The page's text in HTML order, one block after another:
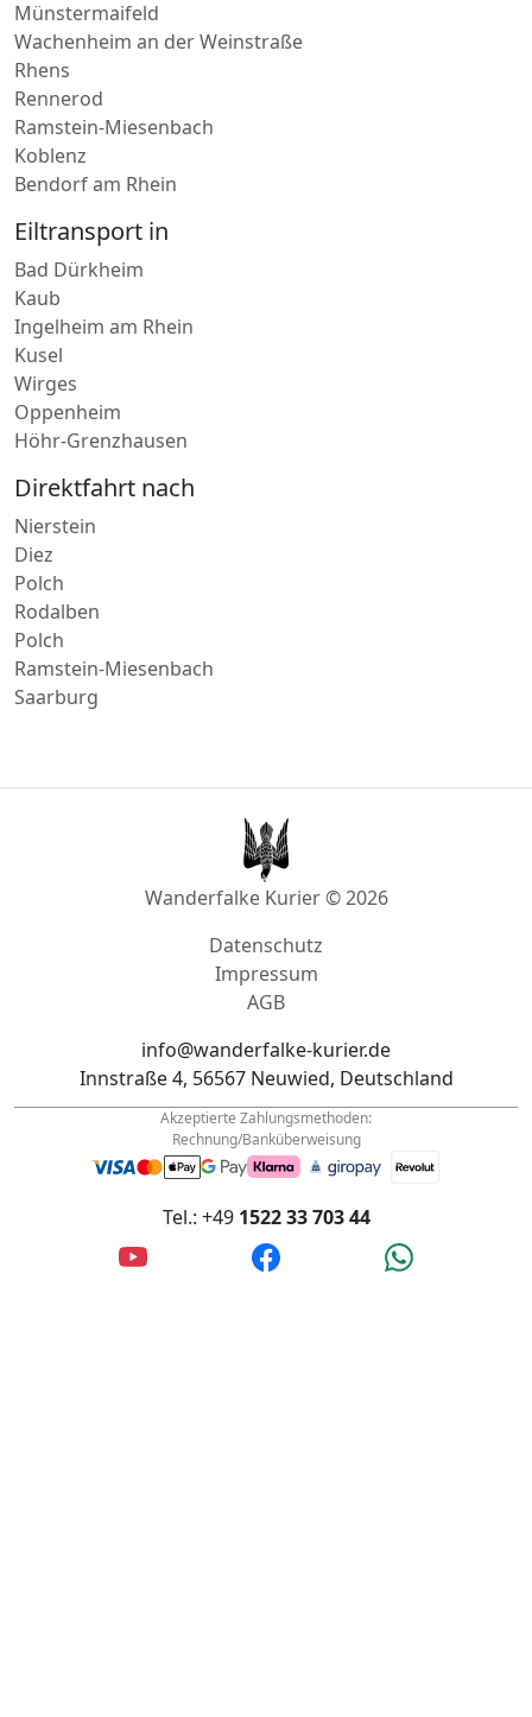
Münstermaifeld
Wachenheim an der Weinstraße
Rhens
Rennerod
Ramstein-Miesenbach
Koblenz
Bendorf am Rhein
Eiltransport in
Bad Dürkheim
Kaub
Ingelheim am Rhein
Kusel
Wirges
Oppenheim
Höhr-Grenzhausen
Direktfahrt nach
Nierstein
Diez
Polch
Rodalben
Polch
Ramstein-Miesenbach
Saarburg
Wanderfalke Kurier © 2026
Datenschutz
Impressum
AGB
info@wanderfalke-kurier.de
Innstraße 4, 56567 Neuwied, Deutschland
Akzeptierte Zahlungsmethoden:
Rechnung/Banküberweisung
Tel.: +49 1522 33 703 44